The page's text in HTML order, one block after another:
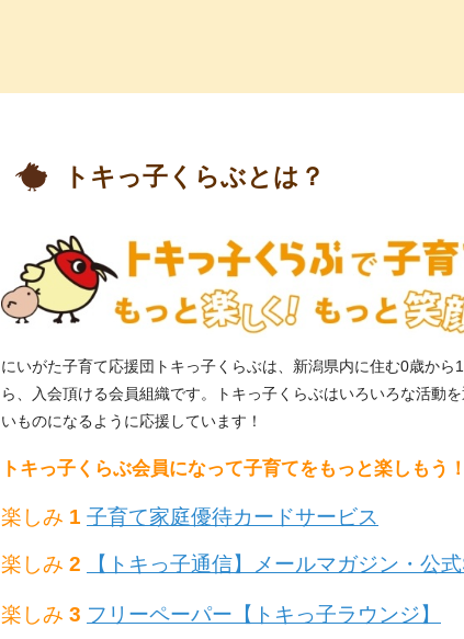
トキっ子くらぶとは？
にいがた子育て応援団トキっ子くらぶは、新潟県内に住む0歳か
ら、入会頂ける会員組織です。
トキっ子くらぶはいろいろな活動
いものになるように応援しています！
トキっ子くらぶ会員になって子育てをもっと楽しもう
楽しみ 1 子育て家庭優待カードサービス
楽しみ 2 【トキっ子通信】メールマガジン・公
楽しみ 3 フリーペーパー【トキっ子ラウンジ】